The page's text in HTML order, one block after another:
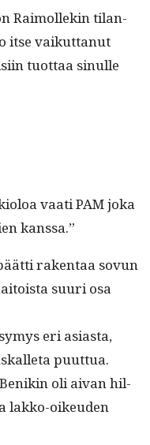
Raimollekin tilan­
itse vaikut­tanut
tuot­taa sin­ulle
vaati PAM joka
kanssa.”
rak­en­taa sovun
suuri osa
eri asi­as­ta,
puuttua.
oli aivan hil­
lakko-oikeu­den